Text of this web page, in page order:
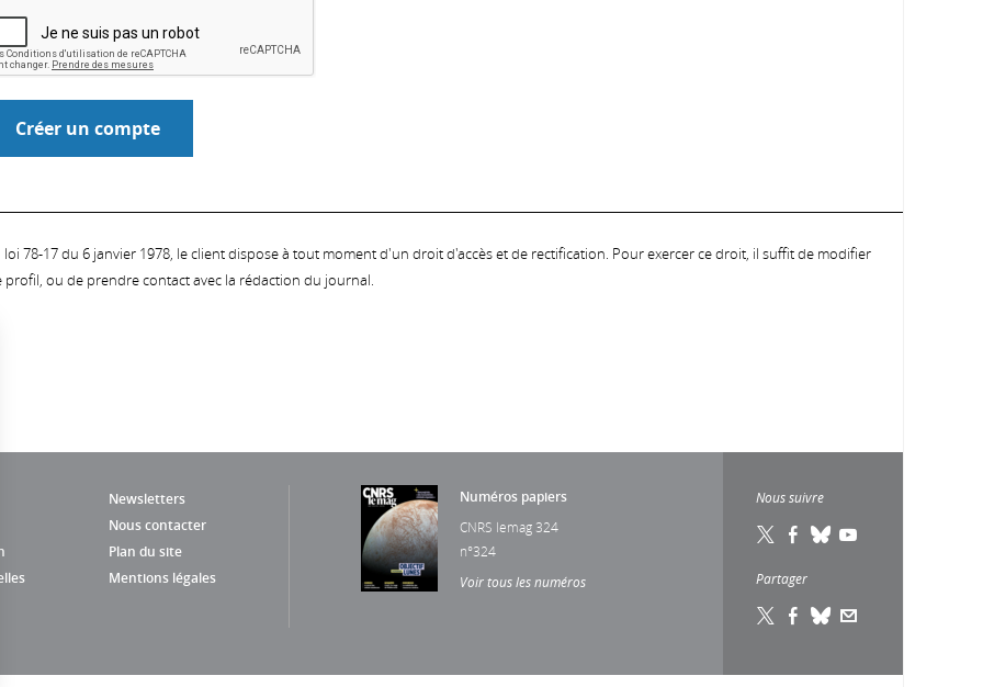
78-17 du 6 janvier 1978, le client dispose à tout moment d'un droit d'accès et de rectification. Pour exercer ce droit, il suffit de modifier
ou de prendre contact avec la rédaction du journal.
Newsletters
Nous contacter
Plan du site
Mentions légales
Numéros papiers
CNRS lemag 324
n°324
Voir tous les numéros
Nous suivre
Partager